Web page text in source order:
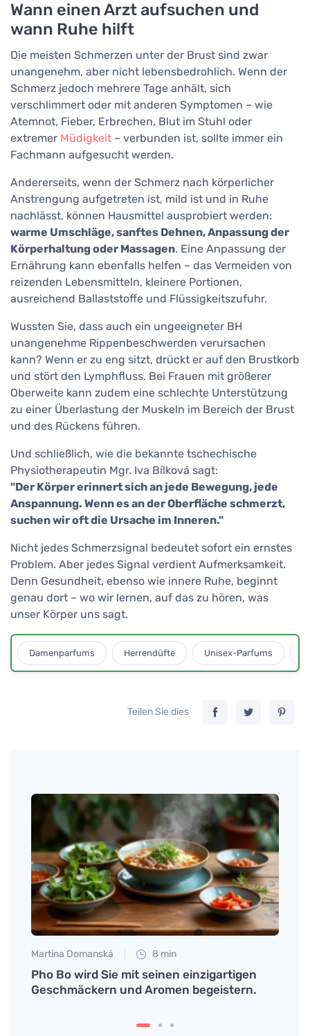
Wann einen Arzt aufsuchen und
wann Ruhe hilft
Die meisten Schmerzen unter der Brust sind zwar
unangenehm, aber nicht lebensbedrohlich. Wenn der
Schmerz jedoch mehrere Tage anhält, sich
verschlimmert oder mit anderen Symptomen – wie
Atemnot, Fieber, Erbrechen, Blut im Stuhl oder
extremer Müdigkeit – verbunden ist, sollte immer ein
Fachmann aufgesucht werden.
Andererseits, wenn der Schmerz nach körperlicher
Anstrengung aufgetreten ist, mild ist und in Ruhe
nachlässt, können Hausmittel ausprobiert werden:
warme Umschläge, sanftes Dehnen, Anpassung der
Körperhaltung oder Massagen. Eine Anpassung der
Ernährung kann ebenfalls helfen – das Vermeiden von
reizenden Lebensmitteln, kleinere Portionen,
ausreichend Ballaststoffe und Flüssigkeitszufuhr.
Wussten Sie, dass auch ein ungeeigneter BH
unangenehme Rippenbeschwerden verursachen
kann? Wenn er zu eng sitzt, drückt er auf den Brustkorb
und stört den Lymphfluss. Bei Frauen mit größerer
Oberweite kann zudem eine schlechte Unterstützung
zu einer Überlastung der Muskeln im Bereich der Brust
und des Rückens führen.
Und schließlich, wie die bekannte tschechische
Physiotherapeutin Mgr. Iva Bílková sagt:
"Der Körper erinnert sich an jede Bewegung, jede
Anspannung. Wenn es an der Oberfläche schmerzt,
suchen wir oft die Ursache im Inneren."
Nicht jedes Schmerzsignal bedeutet sofort ein ernstes
Problem. Aber jedes Signal verdient Aufmerksamkeit.
Denn Gesundheit, ebenso wie innere Ruhe, beginnt
genau dort – wo wir lernen, auf das zu hören, was
unser Körper uns sagt.
Damenparfums Herrendüfte Unisex-Parfums
Teilen Sie dies
Martina Domanská 8 min
Pho Bo wird Sie mit seinen einzigartigen
Geschmäckern und Aromen begeistern.